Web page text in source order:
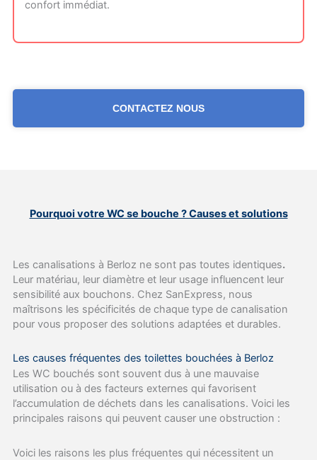
confort immédiat.
CONTACTEZ NOUS
Pourquoi votre WC se bouche ? Causes et solutions
Les canalisations à Berloz ne sont pas toutes identiques.
Leur matériau, leur diamètre et leur usage influencent leur
sensibilité aux bouchons. Chez SanExpress, nous
maîtrisons les spécificités de chaque type de canalisation
pour vous proposer des solutions adaptées et durables.
Les causes fréquentes des toilettes bouchées à Berloz
Les WC bouchés sont souvent dus à une mauvaise
utilisation ou à des facteurs externes qui favorisent
l’accumulation de déchets dans les canalisations. Voici les
principales raisons qui peuvent causer une obstruction :
Voici les raisons les plus fréquentes qui nécessitent un